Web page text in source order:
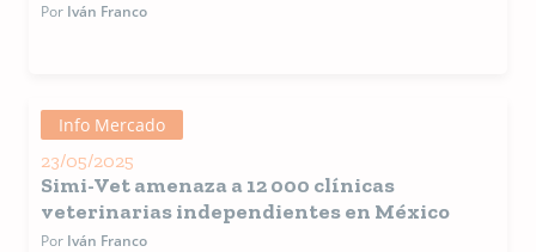
Por Iván Franco
Info Mercado
23/05/2025
Simi-Vet amenaza a 12 000 clínicas
veterinarias independientes en México
Por Iván Franco